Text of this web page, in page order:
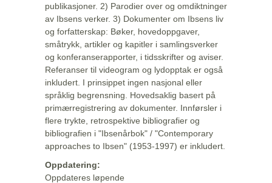
publikasjoner. 2) Parodier over og omdiktninger
av Ibsens verker. 3) Dokumenter om Ibsens liv
og forfatterskap: Bøker, hovedoppgaver,
småtrykk, artikler og kapitler i samlingsverker
og konferanserapporter, i tidsskrifter og aviser.
Referanser til videogram og lydopptak er også
inkludert. I prinsippet ingen nasjonal eller
språklig begrensning. Hovedsaklig basert på
primærregistrering av dokumenter. Innførsler i
flere trykte, retrospektive bibliografier og
bibliografien i "Ibsenårbok" / "Contemporary
approaches to Ibsen" (1953-1997) er inkludert.
Oppdatering:
Oppdateres løpende